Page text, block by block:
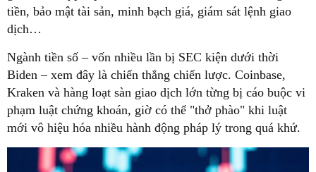
tiền, bảo mật tài sản, minh bạch giá, giám sát lệnh giao
dịch…
Ngành tiền số – vốn nhiều lần bị SEC kiện dưới thời
Biden – xem đây là chiến thắng chiến lược. Coinbase,
Kraken và hàng loạt sàn giao dịch lớn từng bị cáo buộc vi
phạm luật chứng khoán, giờ có thể "thở phào" khi luật
mới vô hiệu hóa nhiều hành động pháp lý trong quá khứ.